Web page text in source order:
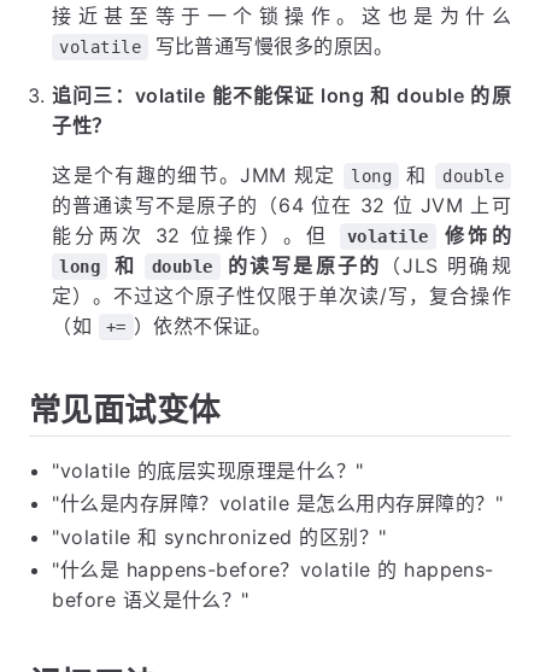
接近甚至等于一个锁操作。这也是为什么
volatile 写比普通写慢很多的原因。
追问三：volatile 能不能保证 long 和 double 的原
子性？
这是个有趣的细节。JMM 规定 long 和 double
的普通读写不是原子的（64 位在 32 位 JVM 上可
能分两次 32 位操作）。但
volatile 修饰的
long 和 double 的读写是原子的
（JLS 明确规
定）。不过这个原子性仅限于单次读/写，复合操作
（如
+= ）依然不保证。
常见面试变体
"volatile 的底层实现原理是什么？"
"什么是内存屏障？volatile 是怎么用内存屏障的？"
"volatile 和 synchronized 的区别？"
"什么是 happens-before？volatile 的 happens-
before 语义是什么？"